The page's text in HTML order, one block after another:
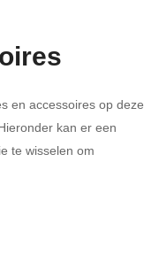
en accessoires op deze
kan er een
te wisselen om